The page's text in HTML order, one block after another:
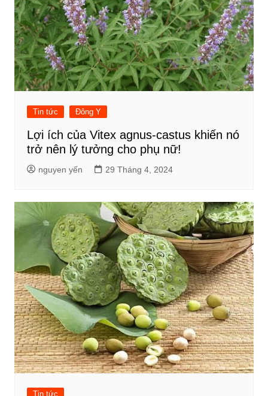
Tin tức Đông Y
Lợi ích của Vitex agnus-castus khiến nó
trở nên lý tưởng cho phụ nữ!
nguyen yến 29 Tháng 4, 2024
Tin tức